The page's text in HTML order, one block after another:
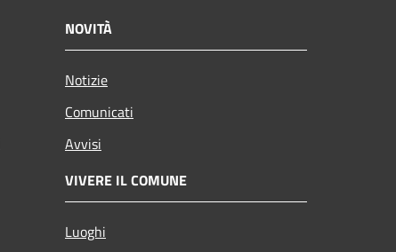
NOVITÀ
Notizie
Comunicati
Avvisi
VIVERE IL COMUNE
Luoghi